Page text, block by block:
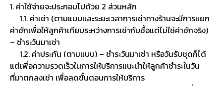
1. ค่าใช้จ่ายจะประกอบไปด้วย 2 ส่วนหลัก
1.1. ค่าเช่า (ตามแบบและระยะเวลาการเช่าทางร้านจะมีการแยก
ค่าซักเพื่อให้ลูกค้าเทียบระหว่างการเช่ากับซื้อแต่ไม่ใช่ค่าซักจริง)
– ชำระวันมาเช่า
1.2. ค่าประกัน (ตามแบบ) – ชำระวันมาเช่า หรือวันรับชุดก็ได้
แต่เพื่อความรวดเร็วในการให้บริการแนะนำให้ลูกค้าชำระในวัน
ที่มาตกลงเช่า เพื่อลดขั้นตอนการให้บริการ